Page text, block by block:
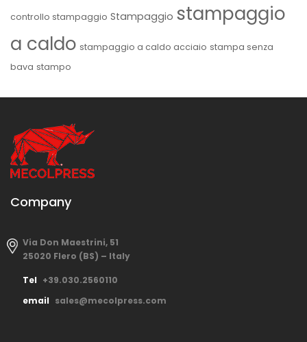
controllo stampaggio Stampaggio stampaggio
a caldo stampaggio a caldo acciaio stampa senza
bava stampo
Company
Via Don Maestrini, 51
25020 Flero (BS) – Italy
Tel +39.030.2560110
email sales@mecolpress.com